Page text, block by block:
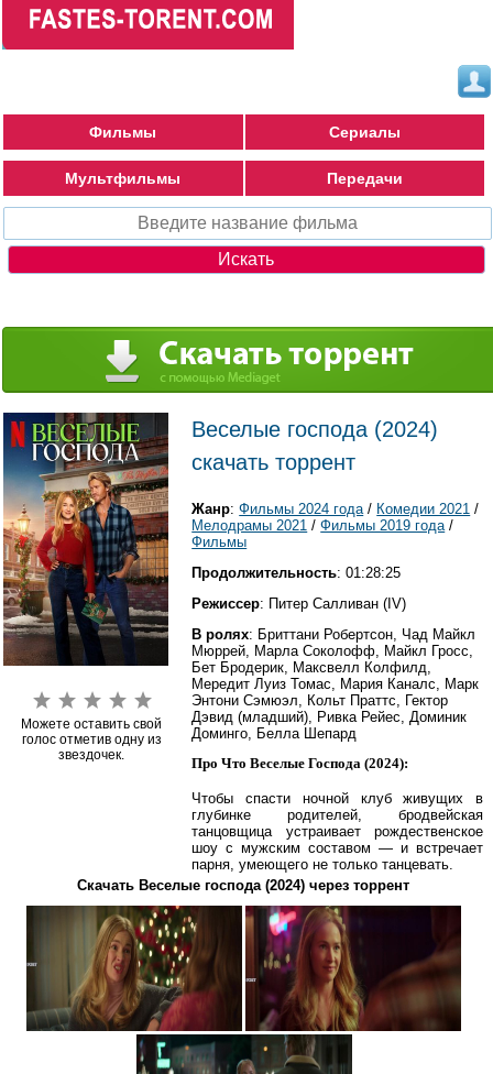
Фильмы Сериалы
Мультфильмы Передачи
Можете оставить свой
голос отметив одну из
звездочек.
Веселые господа (2024)
скачать торрент
Жанр:Фильмы 2024 года/ Комедии 2021 /
Мелодрамы 2021 /Фильмы 2019 года/
Фильмы
Продолжительность: 01:28:25
Режиссер: Питер Салливан (IV)
В ролях: Бриттани Робертсон, Чад Майкл
Мюррей, Марла Соколофф, Майкл Гросс,
Бет Бродерик, Максвелл Колфилд,
Мередит Луиз Томас, Мария Каналс, Марк
Энтони Сэмюэл, Кольт Праттс, Гектор
Дэвид (младший), Ривка Рейес, Доминик
Доминго, Белла Шепард
Про Что Веселые Господа (2024):
Чтобы спасти ночной клуб живущих в
глубинке родителей, бродвейская
танцовщица устраивает рождественское
шоу с мужским составом — и встречает
парня, умеющего не только танцевать.
Скачать Веселые господа (2024) через торрент